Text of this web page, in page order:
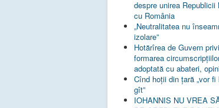
despre unirea Republicii
cu România
„Neutralitatea nu
izolare”
Hotărîrea de Guvern
formarea
adoptată cu abateri,
Cînd hoții din țară „vor fi
gît”
IOHANNIS NU VREA